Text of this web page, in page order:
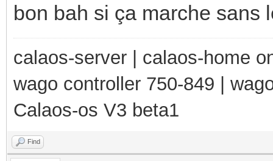
bon bah si ça marche sans
calaos-server | calaos-home
wago controller 750-849 |
Calaos-os V3 beta1
Find